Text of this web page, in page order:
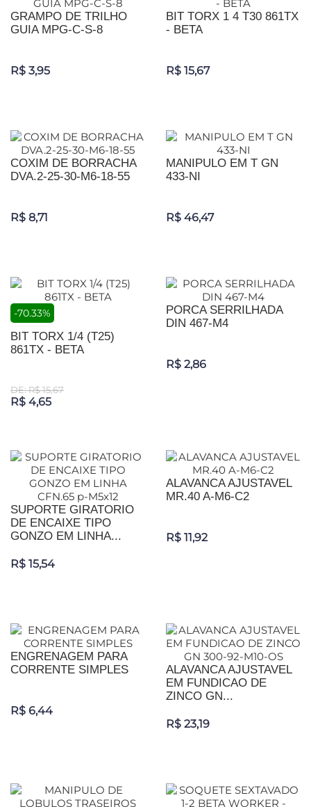
GRAMPO DE TRILHO
GUIA MPG-C-S-8
R$ 3,95
BIT TORX 1 4 T30 861TX
- BETA
R$ 15,67
COXIM DE BORRACHA
DVA.2-25-30-M6-18-55
R$ 8,71
MANIPULO EM T GN
433-NI
R$ 46,47
-70.33%
BIT TORX 1/4 (T25)
861TX - BETA
DE: R$ 15,67
R$ 4,65
PORCA SERRILHADA
DIN 467-M4
R$ 2,86
SUPORTE GIRATORIO
DE ENCAIXE TIPO
GONZO EM LINHA...
R$ 15,54
ALAVANCA AJUSTAVEL
MR.40 A-M6-C2
R$ 11,92
ENGRENAGEM PARA
CORRENTE SIMPLES
R$ 6,44
ALAVANCA AJUSTAVEL
EM FUNDICAO DE
ZINCO GN...
R$ 23,19